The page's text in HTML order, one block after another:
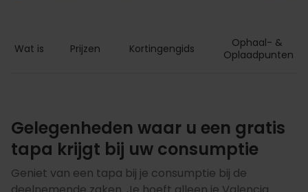
Wat is Prijzen Kortingengids
Ophaal- &
Oplaadpunten
Gelegenheden waar u een gratis
tapa krijgt bij uw consumptie
Geniet van een tapa bij je consumptie bij de